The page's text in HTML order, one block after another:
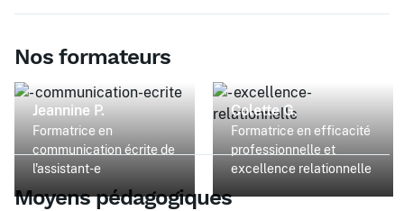
Nos formateurs
Jeannine P.
Formatrice en
communication écrite de
l'assistant-e
Colette G.
Formatrice en efficacité
professionnelle et
excellence relationnelle
Moyens pédagogiques